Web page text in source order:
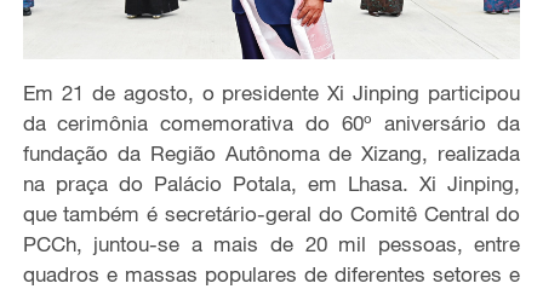
Em 21 de agosto, o presidente Xi Jinping participou
da cerimônia comemorativa do 60º aniversário da
fundação da Região Autônoma de Xizang, realizada
na praça do Palácio Potala, em Lhasa. Xi Jinping,
que também é secretário-geral do Comitê Central do
PCCh, juntou-se a mais de 20 mil pessoas, entre
quadros e massas populares de diferentes setores e